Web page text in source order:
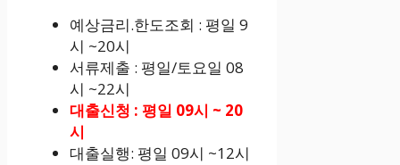
예상금리.한도조회 : 평일 9
시 ~20시
서류제출 : 평일/토요일 08
시 ~22시
대출신청 : 평일 09시 ~ 20
시
대출실행: 평일 09시 ~12시